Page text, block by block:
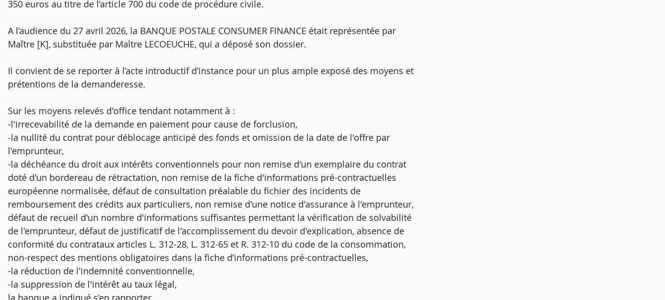
350 euros au titre de l’article 700 du code de procédure civile.
A l’audience du 27 avril 2026, la BANQUE POSTALE CONSUMER FINANCE était représentée par
Maître [K], substituée par Maître LECOEUCHE, qui a déposé son dossier.
Il convient de se reporter à l’acte introductif d’instance pour un plus ample exposé des moyens et
prétentions de la demanderesse.
Sur les moyens relevés d'office tendant notamment à :
-l'irrecevabilité de la demande en paiement pour cause de forclusion,
-la nullité du contrat pour déblocage anticipé des fonds et omission de la date de l'offre par
l'emprunteur,
-la déchéance du droit aux intérêts conventionnels pour non remise d'un exemplaire du contrat
doté d'un bordereau de rétractation, non remise de la fiche d'informations pré-contractuelles
européenne normalisée, défaut de consultation préalable du fichier des incidents de
remboursement des crédits aux particuliers, non remise d'une notice d'assurance à l'emprunteur,
défaut de recueil d'un nombre d'informations suffisantes permettant la vérification de solvabilité
de l'emprunteur, défaut de justificatif de l'accomplissement du devoir d'explication, absence de
conformité du contrataux articles L. 312-28, L. 312-65 et R. 312-10 du code de la consommation,
non-respect des mentions obligatoires dans la fiche d’informations pré-contractuelles,
-la réduction de l'indemnité conventionnelle,
-la suppression de l'intérêt au taux légal,
la banque a indiqué s’en rapporter.